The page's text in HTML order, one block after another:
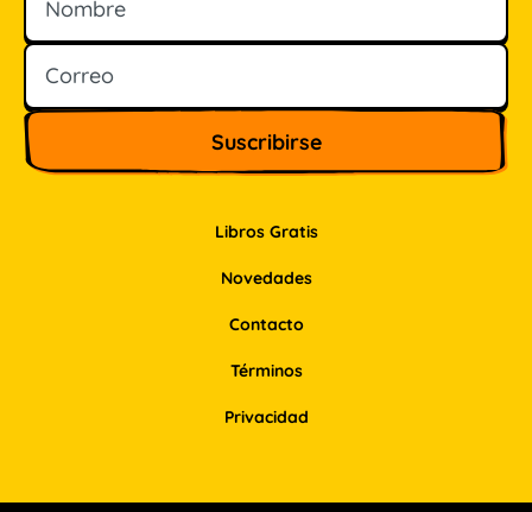
Libros Gratis
Novedades
Contacto
Términos
Privacidad